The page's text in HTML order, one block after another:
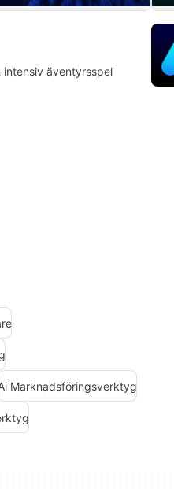
intensiv äventyrsspel
Marknadsföringsverktyg